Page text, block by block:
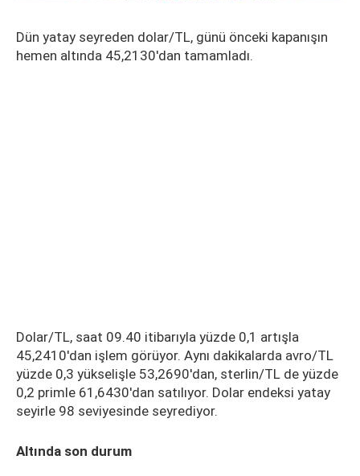
Dün yatay seyreden dolar/TL, günü önceki kapanışın
hemen altında 45,2130'dan tamamladı.
Dolar/TL, saat 09.40 itibarıyla yüzde 0,1 artışla
45,2410'dan işlem görüyor. Aynı dakikalarda avro/TL
yüzde 0,3 yükselişle 53,2690'dan, sterlin/TL de yüzde
0,2 primle 61,6430'dan satılıyor. Dolar endeksi yatay
seyirle 98 seviyesinde seyrediyor.
Altında son durum